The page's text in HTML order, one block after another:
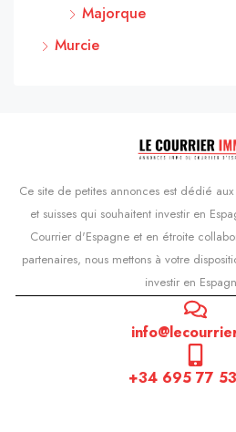
Majorque
Murcie
Ce site de petites annonces est dédié
et suisses qui souhaitent investir en
Courrier d'Espagne et en étroite
partenaires, nous mettons à votre
investir en
+34 695 77